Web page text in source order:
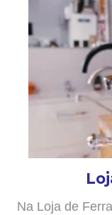
Na Loja de